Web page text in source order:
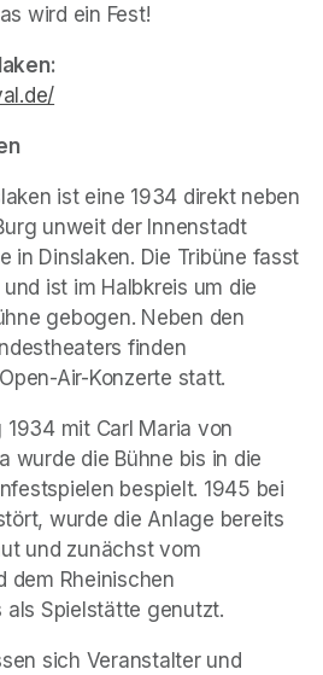
wird ein Fest!
ist eine 1934 direkt neben
unweit der Innenstadt
in Dinslaken. Die Tribüne fasst
ist im Halbkreis um die
gebogen. Neben den
finden
Air-Konzerte statt.
1934 mit Carl Maria von
wurde die Bühne bis in die
bespielt. 1945 bei
wurde die Anlage bereits
und zunächst vom
dem Rheinischen
als Spielstätte genutzt.
sich Veranstalter und